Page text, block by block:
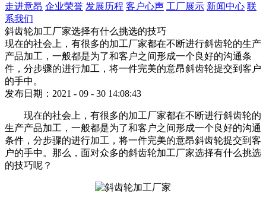
走进意昂 企业荣誉 发展历程 客户心声 工厂展示 新闻中心 联
系我们
斜齿轮加工厂家选择有什么挑选的技巧
现在的社会上，有很多的加工厂家都在不断进行斜齿轮的生产
产品加工，一般都是为了和客户之间形成一个良好的沟通条
件，分步骤的进行加工，将一件完美的意昂斜齿轮提交到客户
的手中。
发布日期：2021 - 09 - 30 14:08:43
现在的社会上，有很多的加工厂家都在不断进行斜齿轮的
生产产品加工，一般都是为了和客户之间形成一个良好的沟通
条件，分步骤的进行加工，将一件完美的意昂斜齿轮提交到客
户的手中。那么，面对众多的斜齿轮加工厂家选择有什么挑选
的技巧呢 ？